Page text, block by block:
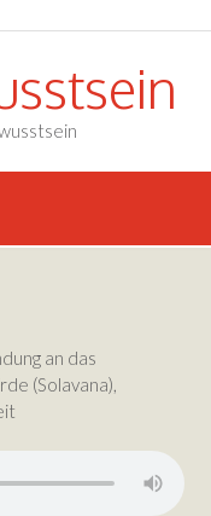
an das
(Solavana),